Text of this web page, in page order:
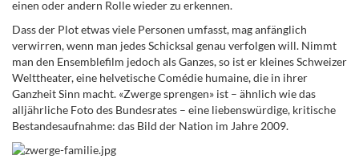
einen oder andern Rolle wieder zu erkennen.
Dass der Plot etwas viele Personen umfasst, mag anfänglich
verwirren, wenn man jedes Schicksal genau verfolgen will. Nimmt
man den Ensemblefilm jedoch als Ganzes, so ist er kleines Schweizer
Welttheater, eine helvetische Comédie humaine, die in ihrer
Ganzheit Sinn macht. «Zwerge sprengen» ist – ähnlich wie das
alljährliche Foto des Bundesrates – eine liebenswürdige, kritische
Bestandesaufnahme: das Bild der Nation im Jahre 2009.